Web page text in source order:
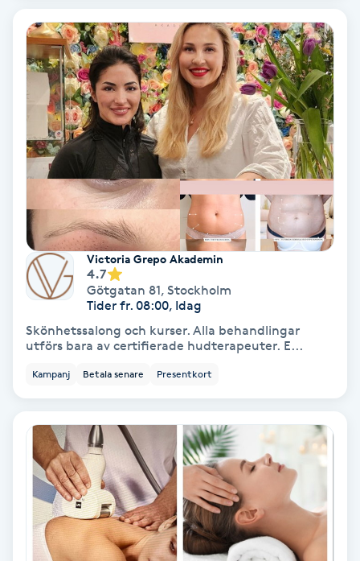
IPL
IPL hårborttagning
IR-massage
Japansk massage
K18
Katun fransar
Kemisk peeling
Kinesiologi
Kinesisk medicin
Kiropraktik
Victoria Grepo Akademin
4.7
Götgatan 81, Stockholm
Tider fr. 08:00, Idag
Skönhetssalong och kurser. Alla behandlingar
utförs bara av certifierade hudterapeuter. E...
Kampanj Betala senare Presentkort